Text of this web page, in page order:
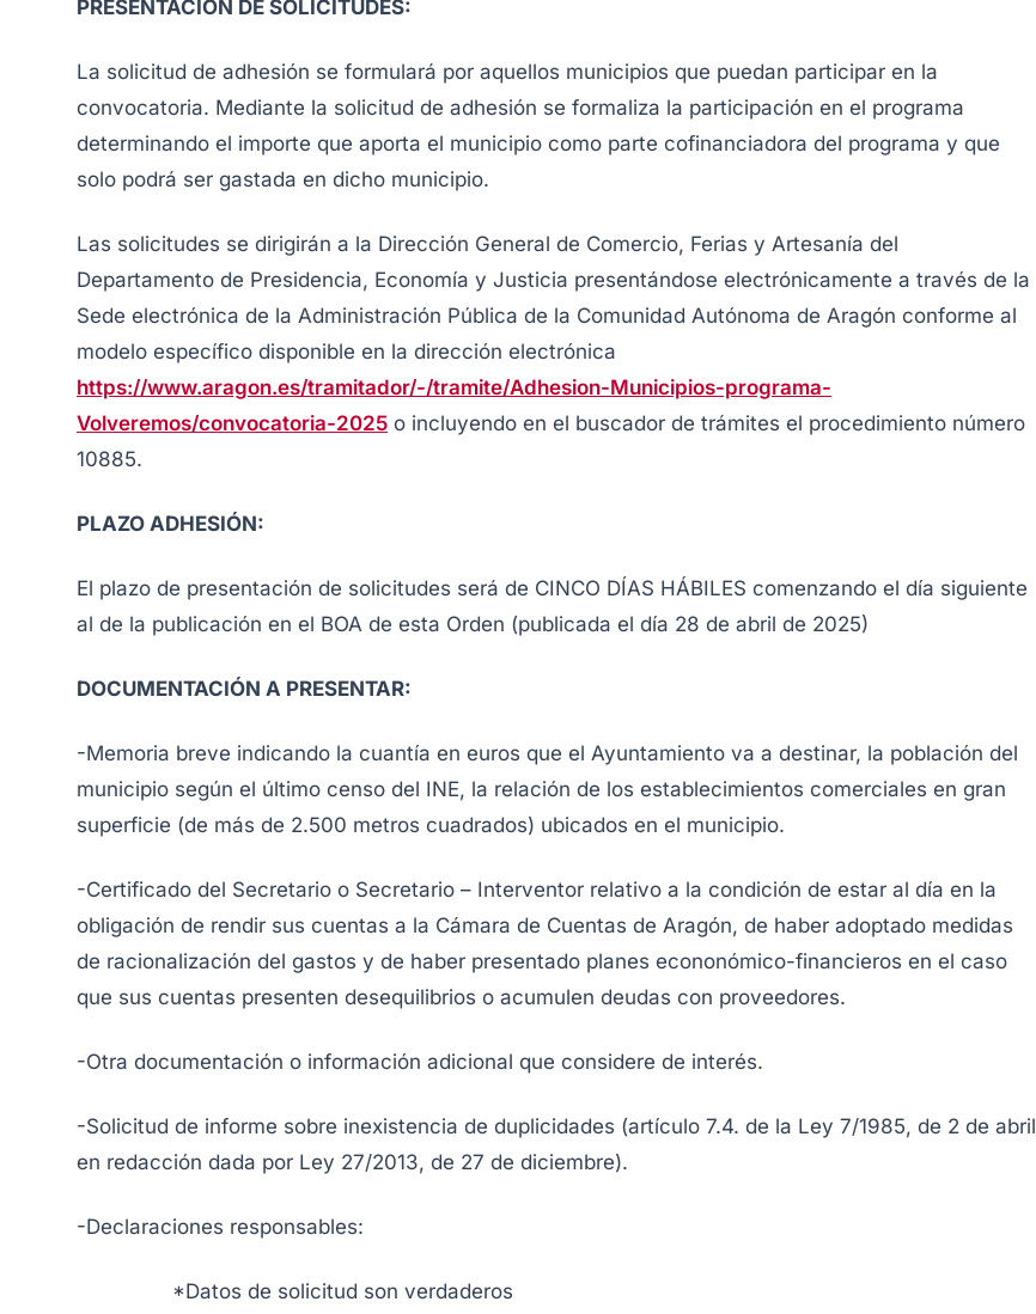
PRESENTACIÓN DE SOLICITUDES:
La solicitud de adhesión se formulará por aquellos municipios que puedan participar en la
convocatoria. Mediante la solicitud de adhesión se formaliza la participación en el programa
determinando el importe que aporta el municipio como parte cofinanciadora del programa y que
solo podrá ser gastada en dicho municipio.
Las solicitudes se dirigirán a la Dirección General de Comercio, Ferias y Artesanía del
Departamento de Presidencia, Economía y Justicia presentándose electrónicamente a través de la
Sede electrónica de la Administración Pública de la Comunidad Autónoma de Aragón conforme al
modelo específico disponible en la dirección electrónica
https://www.aragon.es/tramitador/-/tramite/Adhesion-Municipios-programa-
Volveremos/convocatoria-2025 o incluyendo en el buscador de trámites el procedimiento número
10885.
PLAZO ADHESIÓN:
El plazo de presentación de solicitudes será de CINCO DÍAS HÁBILES comenzando el día siguiente
al de la publicación en el BOA de esta Orden (publicada el día 28 de abril de 2025)
DOCUMENTACIÓN A PRESENTAR:
-Memoria breve indicando la cuantía en euros que el Ayuntamiento va a destinar, la población del
municipio según el último censo del INE, la relación de los establecimientos comerciales en gran
superficie (de más de 2.500 metros cuadrados) ubicados en el municipio.
-Certificado del Secretario o Secretario – Interventor relativo a la condición de estar al día en la
obligación de rendir sus cuentas a la Cámara de Cuentas de Aragón, de haber adoptado medidas
de racionalización del gastos y de haber presentado planes econonómico-financieros en el caso
que sus cuentas presenten desequilibrios o acumulen deudas con proveedores.
-Otra documentación o información adicional que considere de interés.
-Solicitud de informe sobre inexistencia de duplicidades (artículo 7.4. de la Ley 7/1985, de 2 de abril
en redacción dada por Ley 27/2013, de 27 de diciembre).
-Declaraciones responsables:
*Datos de solicitud son verdaderos